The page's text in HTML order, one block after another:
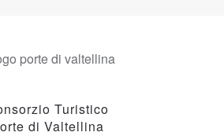
Turistico
di Valtellina